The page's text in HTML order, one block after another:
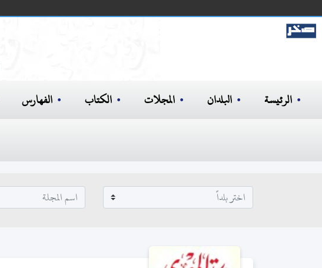
الرئيسة البلدان المجلات الكتاب الفهارس